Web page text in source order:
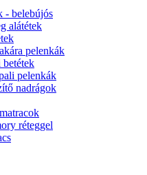
- belebújós
alátétek
pelenkák
pelenkák
nadrágok
réteggel